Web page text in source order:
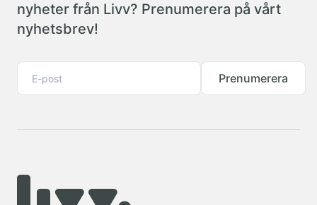
nyheter från Livv? Prenumerera på vårt
nyhetsbrev!
Prenumerera